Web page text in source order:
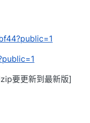
要更新到最新版]